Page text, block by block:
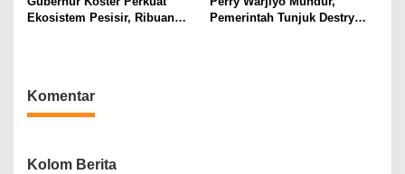
Ekosistem Pesisir, Ribuan
Pemerintah Tunjuk Destry
Komentar
Kolom Berita